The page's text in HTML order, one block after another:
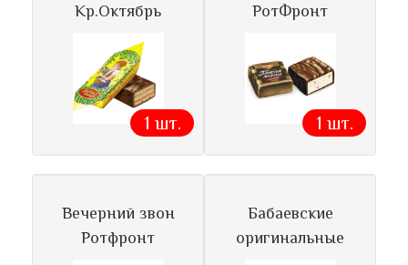
Кр.Октябрь
1 шт.
РотФронт
1 шт.
Вечерний звон
Ротфронт
Бабаевские
оригинальные